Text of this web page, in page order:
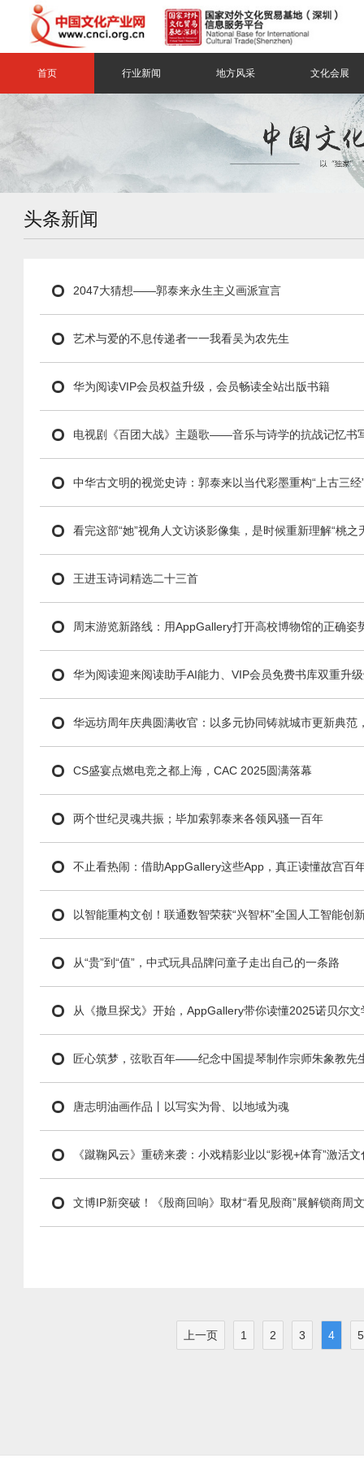
首页 行业新闻 地方风采 文化会展
头条新闻
2047大猜想——郭泰来永生主义画派宣言
艺术与爱的不息传递者一一我看吴为农先生
华为阅读VIP会员权益升级，会员畅读全站出版书籍
电视剧《百团大战》主题歌——音乐与诗学的抗战记忆书
中华古文明的视觉史诗：郭泰来以当代彩墨重构“上古三经
看完这部“她”视角人文访谈影像集，是时候重新理解“桃之
王进玉诗词精选二十三首
周末游览新路线：用AppGallery打开高校博物馆的正确姿
华为阅读迎来阅读助手AI能力、VIP会员免费书库双重升
华远坊周年庆典圆满收官：以多元协同铸就城市更新典范
CS盛宴点燃电竞之都上海，CAC 2025圆满落幕
两个世纪灵魂共振；毕加索郭泰来各领风骚一百年
不止看热闹：借助AppGallery这些App，真正读懂故宫百
以智能重构文创！联通数智荣获“兴智杯”全国人工智能创
从“贵”到“值”，中式玩具品牌问童子走出自己的一条路
从《撒旦探戈》开始，AppGallery带你读懂2025诺贝尔
匠心筑梦，弦歌百年——纪念中国提琴制作宗师朱象教先
唐志明油画作品丨以写实为骨、以地域为魂
《蹴鞠风云》重磅来袭：小戏精影业以“影视+体育”激活
文博IP新突破！《殷商回响》取材“看见殷商”展解锁商周
上一页 1 2 3 4 5